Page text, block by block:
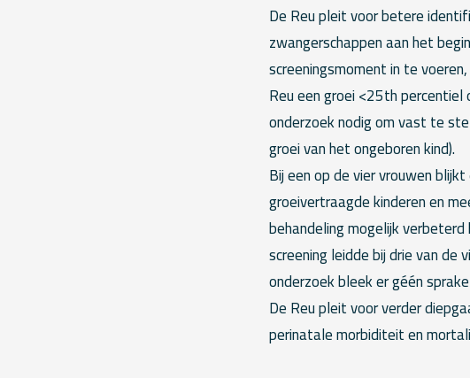
De Reu pleit voor betere
zwangerschappen aan het
screeningsmoment in te
Reu een groei <25th
onderzoek nodig om vast te
groei van het ongeboren kind).
Bij een op de vier vrouwen
groeivertraagde kinderen en
behandeling mogelijk
screening leidde bij drie van
onderzoek bleek er géén
De Reu pleit voor verder
perinatale morbiditeit en